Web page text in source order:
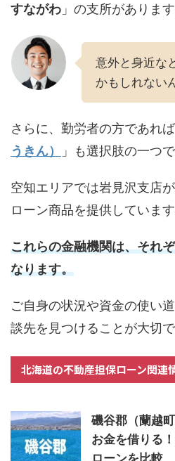
すながわ 」の支所があります
意外と身近な
かもしれない
さらに、勤労者の方であれば
うきん）
」も選択肢の一つで
空知エリアでは岩見沢支店
ローン商品を提供しています
これらの金融機関は、それ
なります。
ご自身の状況や資金の使い
談先を見つけることが大切で
北海道の不動産担保ローン関連
磯谷郡（蘭越
お金を借りる
ローンを比較